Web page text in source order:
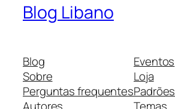
Blog Libano
Blog
Sobre
Perguntas frequentes
Eventos
Loja
Padrões